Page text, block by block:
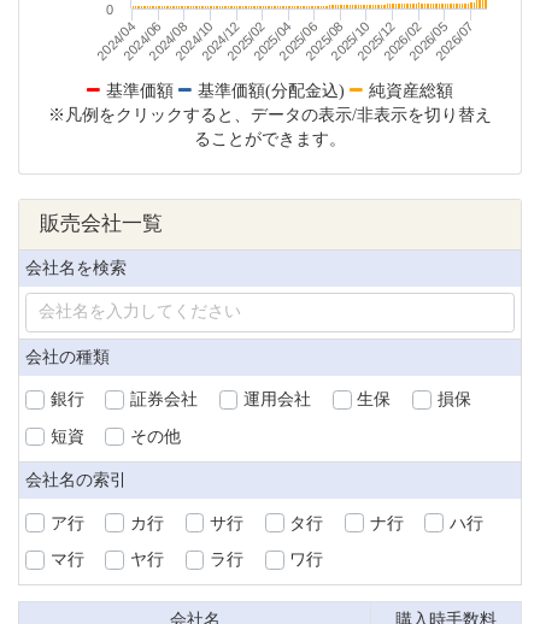
2024/04 2025/06
2024/062024/082024/102024/122025/022025/042025/082025/102025/122026/022026/052026/07
0
基準価額 基準価額(分配金込)
純資産総額
※凡例をクリックすると、データの表示/非表示を切り替え
ることができます。
販売会社一覧
会社名を検索
会社の種類
銀行 証券会社 運用会社 生保 損保
短資 その他
会社名の索引
ア行 カ行 サ行 タ行 ナ行 ハ行
マ行 ヤ行 ラ行 ワ行
会社名 購入時手数料